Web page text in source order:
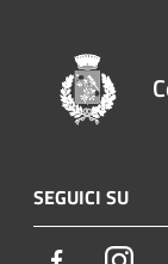
SEGUICI SU